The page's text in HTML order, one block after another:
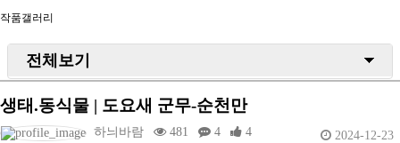
작품갤러리
전체보기
생태/동식물
생태.동식물 | 도요새 군무-순천만
하늬바람 481 4 4 2024-12-23